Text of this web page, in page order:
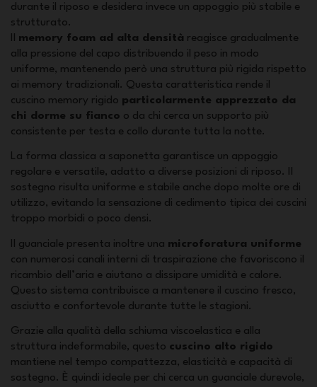
durante il riposo e desidera invece un appoggio più stabile e
strutturato.
memory foam ad alta densità reagisce gradualmente
alla pressione del capo distribuendo il peso in modo
uniforme, mantenendo però una struttura più rigida rispetto
ai memory tradizionali. Questa caratteristica rende il
cuscino memory rigido particolarmente apprezzato da
chi dorme su fianco o da chi cerca un supporto più
consistente per testa e collo durante tutta la notte.
La forma classica a saponetta garantisce un appoggio
regolare e versatile, adatto a diverse posizioni di riposo. Il
sostegno risulta uniforme e stabile anche dopo molte ore di
utilizzo, evitando la sensazione di cedimento tipica dei cuscini
troppo morbidi o poco densi.
Il guanciale presenta inoltre una microforatura uniforme
con numerosi canali interni di traspirazione che favoriscono il
ricambio dell’aria e aiutano a dissipare umidità e calore.
Questo sistema contribuisce a mantenere il cuscino fresco,
asciutto e confortevole durante tutte le stagioni.
Grazie alla qualità della schiuma viscoelastica e alla
struttura indeformabile, questo cuscino alto rigido
mantiene nel tempo compattezza, elasticità e capacità di
sostegno. È quindi ideale per chi cerca un guanciale durevole,